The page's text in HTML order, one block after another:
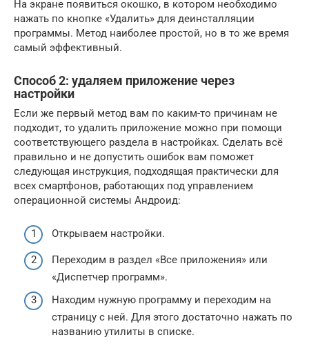
На экране появиться окошко, в котором необходимо
нажать по кнопке «Удалить» для деинсталляции
программы. Метод наиболее простой, но в то же время
самый эффективный.
Способ 2: удаляем приложение через
настройки
Если же первый метод вам по каким-то причинам не
подходит, то удалить приложение можно при помощи
соответствующего раздела в настройках. Сделать всё
правильно и не допустить ошибок вам поможет
следующая инструкция, подходящая практически для
всех смартфонов, работающих под управлением
операционной системы Андроид:
Открываем настройки.
Переходим в раздел «Все приложения» или
«Диспетчер программ».
Находим нужную программу и переходим на
страницу с ней. Для этого достаточно нажать по
названию утилиты в списке.